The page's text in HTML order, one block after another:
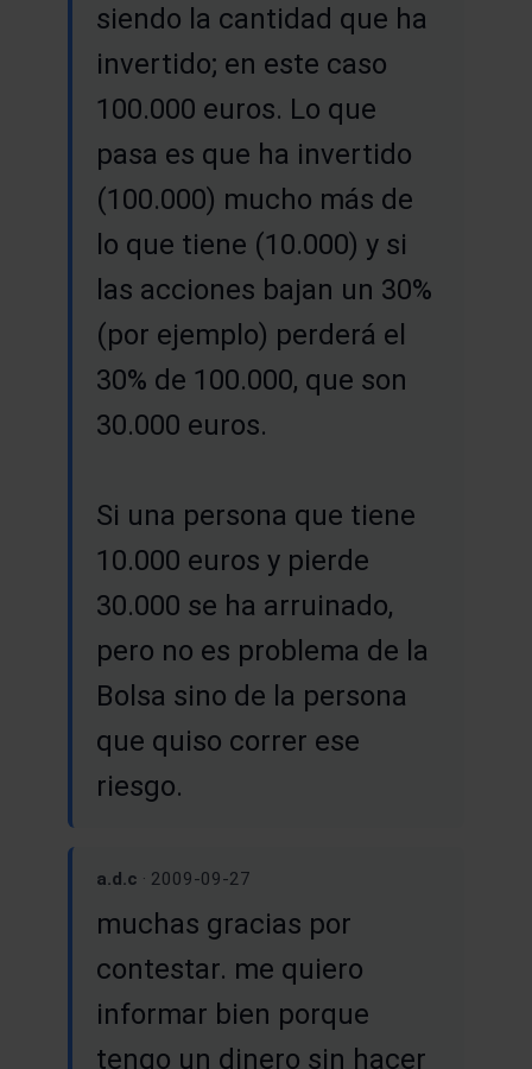
siendo la cantidad que ha
invertido; en este caso
100.000 euros. Lo que
pasa es que ha invertido
(100.000) mucho más de
lo que tiene (10.000) y si
las acciones bajan un 30%
(por ejemplo) perderá el
30% de 100.000, que son
30.000 euros.
Si una persona que tiene
10.000 euros y pierde
30.000 se ha arruinado,
pero no es problema de la
Bolsa sino de la persona
que quiso correr ese
riesgo.
a.d.c · 2009-09-27
muchas gracias por
contestar. me quiero
informar bien porque
tengo un dinero sin hacer